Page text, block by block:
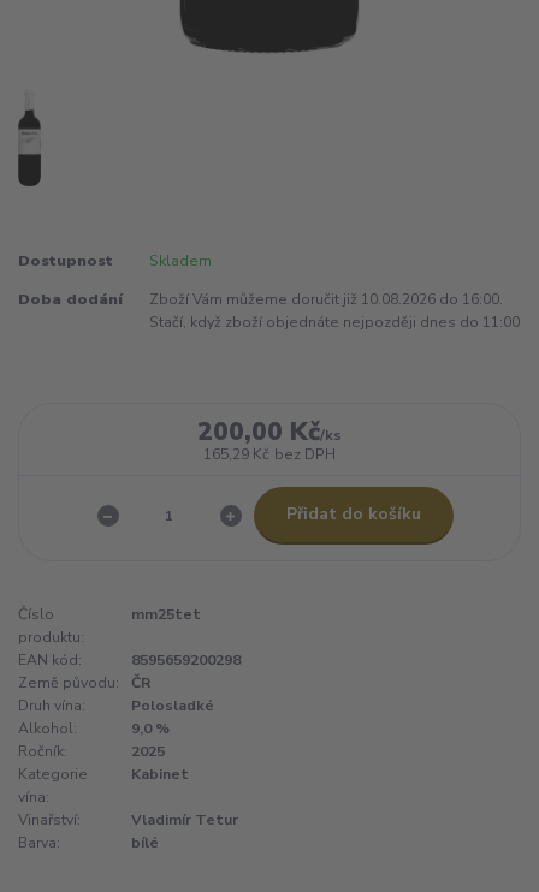
Dostupnost Skladem
Doba dodání
Zboží Vám můžeme doručit již 10.08.2026 do 16:00.
Stačí, když zboží objednáte nejpozději dnes do 11:00
200,00 Kč/ks
165,29 Kč bez DPH
Přidat do košíku
Číslo
produktu:
mm25tet
EAN kód:
8595659200298
Země původu:
ČR
Druh vína:
Polosladké
Alkohol:
9,0 %
Ročník:
2025
Kategorie
vína:
Kabinet
Vinařství:
Vladimír Tetur
Barva:
bílé